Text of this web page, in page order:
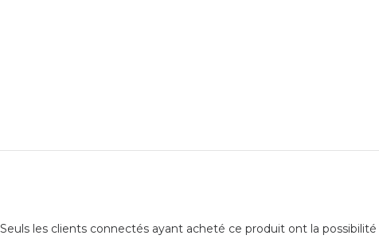
Seuls les clients connectés ayant acheté ce produit ont la possibilité